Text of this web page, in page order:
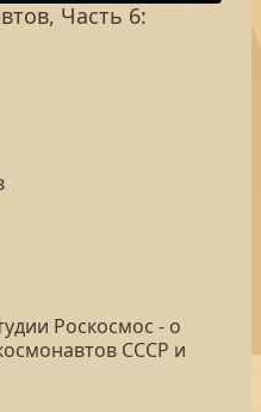
Часть 6:
Роскосмос - о
СССР и